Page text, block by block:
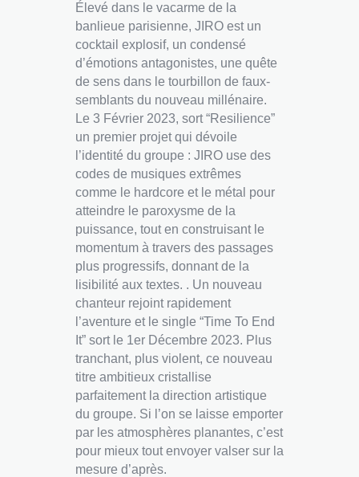
Élevé dans le vacarme de la
banlieue parisienne, JIRO est un
cocktail explosif, un condensé
d’émotions antagonistes, une quête
de sens dans le tourbillon de faux-
semblants du nouveau millénaire.
Le 3 Février 2023, sort “Resilience”
un premier projet qui dévoile
l’identité du groupe : JIRO use des
codes de musiques extrêmes
comme le hardcore et le métal pour
atteindre le paroxysme de la
puissance, tout en construisant le
momentum à travers des passages
plus progressifs, donnant de la
lisibilité aux textes. . Un nouveau
chanteur rejoint rapidement
l’aventure et le single “Time To End
It” sort le 1er Décembre 2023. Plus
tranchant, plus violent, ce nouveau
titre ambitieux cristallise
parfaitement la direction artistique
du groupe. Si l’on se laisse emporter
par les atmosphères planantes, c’est
pour mieux tout envoyer valser sur la
mesure d’après.